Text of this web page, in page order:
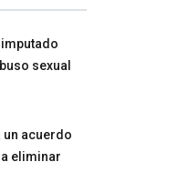
sexual
un acuerdo
eliminar